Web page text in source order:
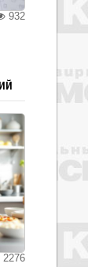
932
2276